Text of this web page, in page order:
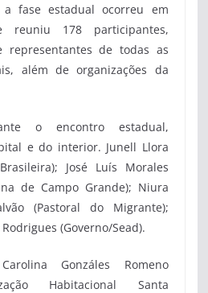
fase estadual ocorreu em
178 participantes,
representantes de todas as
além de organizações da
o encontro estadual,
e do interior. Junell Llora
José Luís Morales
de Campo Grande); Niura
(Pastoral do Migrante);
(Governo/Sead).
Gonzáles Romeno
Habitacional Santa